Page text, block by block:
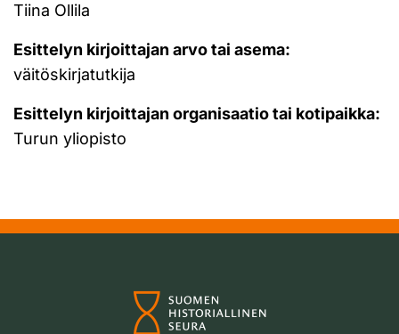
Tiina Ollila
Esittelyn kirjoittajan arvo tai asema:
väitöskirjatutkija
Esittelyn kirjoittajan organisaatio tai kotipaikka:
Turun yliopisto